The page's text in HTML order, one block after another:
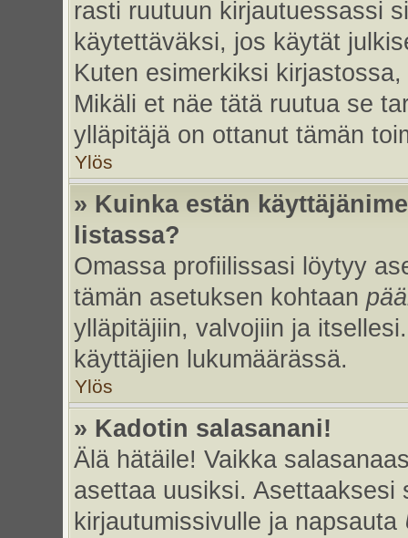
rasti ruutuun kirjautuessassi
käytettäväksi, jos käytät
Kuten esimerkiksi
Mikäli et näe tätä ruutua se
ylläpitäjä on ottanut tämän
Ylös
» Kuinka estän
listassa?
Omassa profiilissasi löytyy
tämän asetuksen kohtaan
ylläpitäjiin, valvojiin ja
käyttäjien lukumäärässä.
Ylös
» Kadotin salasanani!
Älä hätäile! Vaikka
asettaa uusiksi. Asettaaksesi
kirjautumissivulle ja napsauta